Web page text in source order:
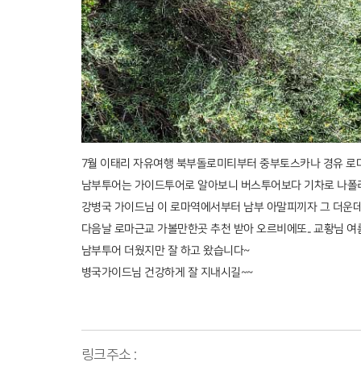
7월 이태리 자유여행 북부돌로미티부터 중부토스카나 경유 로
남부투어는 가이드투어로 알아보니 버스투어보다 기차로 나
강병국 가이드님 이 로마역에서부터 남부 아말피끼자 그 더
다음날 로마근교 가볼만한곳 추천 받아 오르비에또.. 교황님
남부투어 더웠지만 잘 하고 왔습니다~
병국가이드님 건강하게 잘 지내시길~~
링크주소 :